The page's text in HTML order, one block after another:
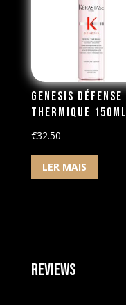
Genesis Défense
Thermique 150ml
€32.50
LER MAIS
Reviews